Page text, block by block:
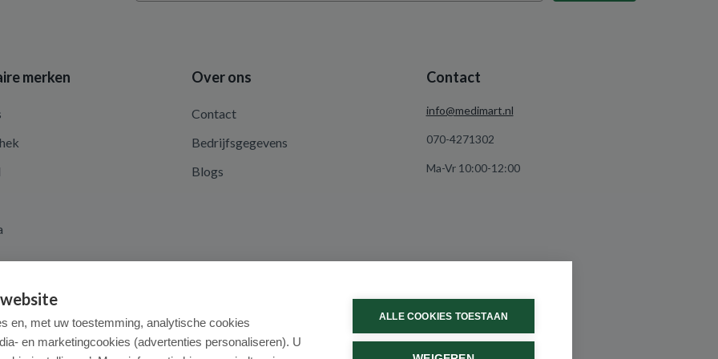
merken Over ons
Contact
Bedrijfsgegevens
Blogs
Contact
info@medimart.nl
070-4271302
Ma-Vr 10:00-12:00
en, met uw toestemming, analytische cookies
en marketingcookies (advertenties personaliseren). U
ALLE COOKIES TOESTAAN